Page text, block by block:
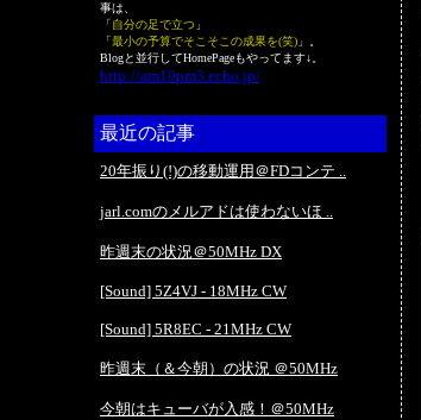
事は、
「自分の足で立つ 」
「最小の予算でそこそこの成果を(笑) 」。
Blogと並行してHomePageもやってます↓。
http://am10pm3.echo.jp/
最近の記事
20年振り(!)の移動運用＠FDコンテ ..
jarl.comのメルアドは使わないほ ..
昨週末の状況＠50MHz DX
[Sound] 5Z4VJ - 18MHz CW
[Sound] 5R8EC - 21MHz CW
昨週末（＆今朝）の状況 ＠50MHz
今朝はキューバが入感！＠50MHz